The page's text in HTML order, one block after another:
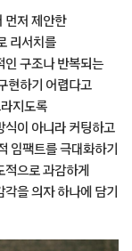
먼저 제안한
리서치를
인 구조나 반복되는
현하기 어렵다고
지도록
식이 아니라 커팅하고
임팩트를 극대화하기
으로 과감하게
을 의자 하나에 담기